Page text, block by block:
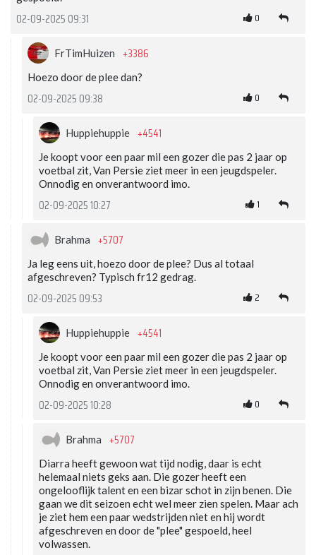
02-09-2025 09:31 0
FrTimHuizen +3386
Hoezo door de plee dan?
02-09-2025 09:38 0
Huppiehuppie +4541
Je koopt voor een paar mil een gozer die pas 2 jaar op
voetbal zit, Van Persie ziet meer in een jeugdspeler.
Onnodig en onverantwoord imo.
02-09-2025 10:27 1
Brahma +5707
Ja leg eens uit, hoezo door de plee? Dus al totaal
afgeschreven? Typisch fr12 gedrag.
02-09-2025 09:53 2
Huppiehuppie +4541
Je koopt voor een paar mil een gozer die pas 2 jaar op
voetbal zit, Van Persie ziet meer in een jeugdspeler.
Onnodig en onverantwoord imo.
02-09-2025 10:28 0
Brahma +5707
Diarra heeft gewoon wat tijd nodig, daar is echt
helemaal niets geks aan. Die gozer heeft een
ongelooflijk talent en een bizar schot in zijn benen. Die
gaan we dit seizoen echt wel meer zien spelen. Maar ach
je ziet hem een paar wedstrijden niet en hij wordt
afgeschreven en door de "plee" gespoeld, heel
volwassen.